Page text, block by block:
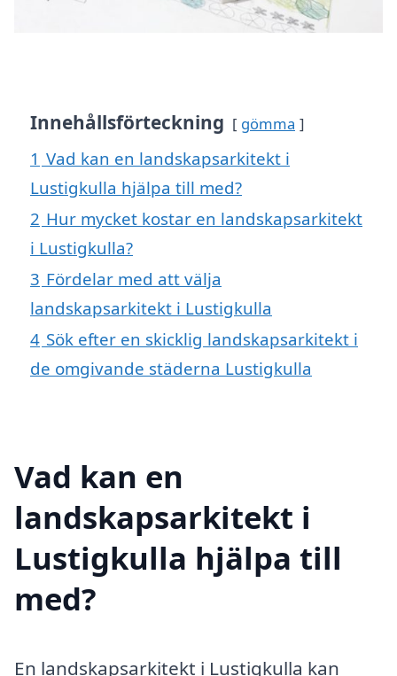
Innehållsförteckning gömma
1 Vad kan en landskapsarkitekt i
Lustigkulla hjälpa till med?
2 Hur mycket kostar en landskapsarkitekt
i Lustigkulla?
3 Fördelar med att välja
landskapsarkitekt i Lustigkulla
4 Sök efter en skicklig landskapsarkitekt i
de omgivande städerna Lustigkulla
Vad kan en
landskapsarkitekt i
Lustigkulla hjälpa till
med?
En landskapsarkitekt i Lustigkulla kan